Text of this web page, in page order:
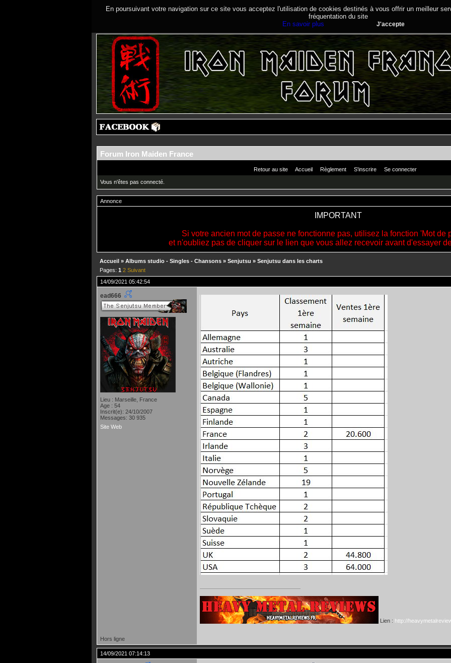
En poursuivant votre navigation sur ce site vous acceptez l'utilisation de cookies destinés à vous offrir un meilleur
fréquentation du site
En savoir plus
J'accepte
Forum Iron Maiden France
Retour au site Accueil Règlement S'inscrire Se connecter
Vous n'êtes pas connecté.
Annonce
IMPORTANT
Si votre ancien mot de passe ne fonctionne pas, utilisez la fonction 'Mot de
et n'oubliez pas de cliquer sur le lien que vous allez recevoir avant d'essayer
Accueil » Albums studio - Singles - Chansons » Senjutsu » Senjutsu dans les charts
Pages: 1 2 Suivant
14/09/2021 05:42:54
ead666
Lieu : Marseille, France
Age : 54
Inscrit(e): 24/10/2007
Messages: 30 935
Site Web
Lien : http://
Hors ligne
14/09/2021 07:14:13